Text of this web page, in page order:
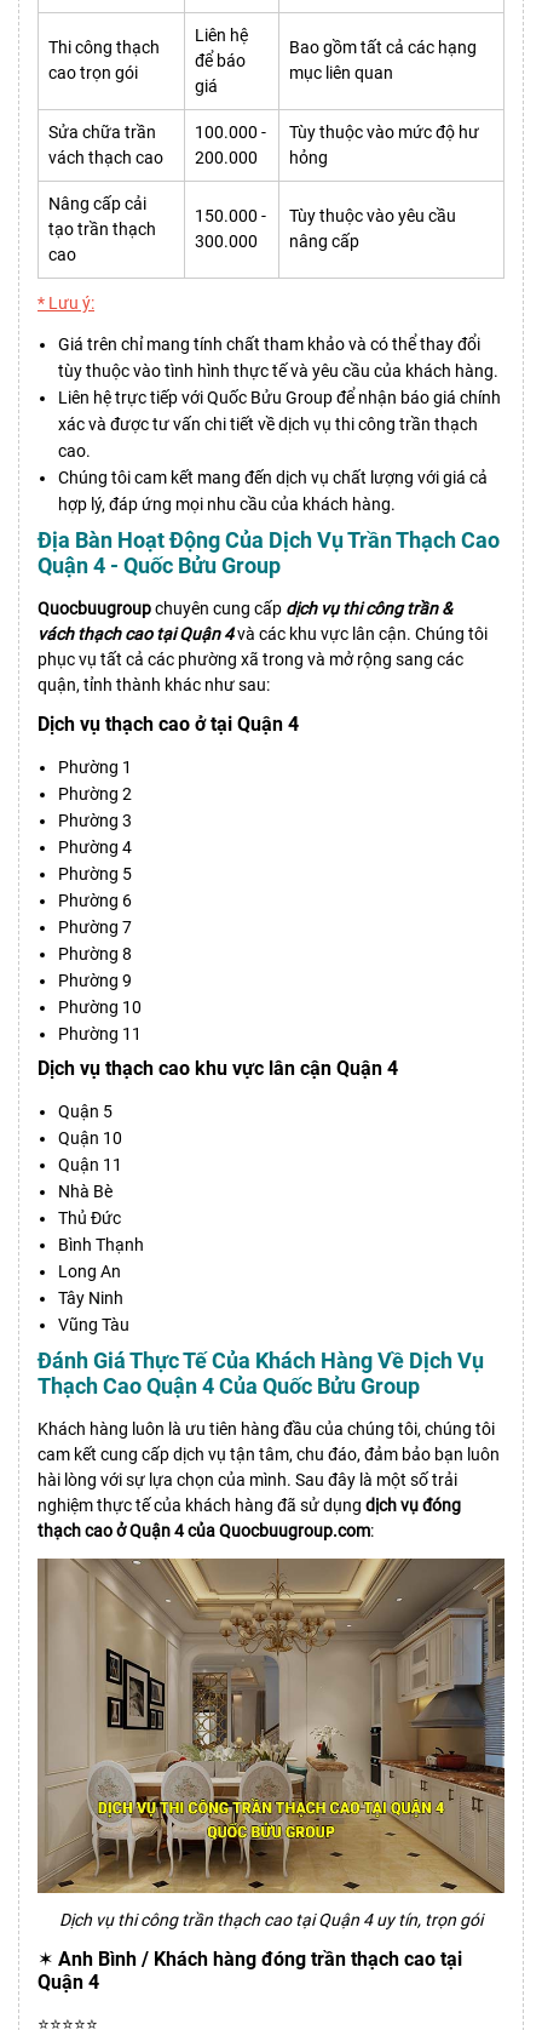
Thi công thạch
cao trọn gói
Liên hệ
để báo
giá
Bao gồm tất cả các hạng
mục liên quan
Sửa chữa trần
vách thạch cao
100.000 -
200.000
Tùy thuộc vào mức độ hư
hỏng
Nâng cấp cải
tạo trần thạch
cao
150.000 -
300.000
Tùy thuộc vào yêu cầu
nâng cấp
* Lưu ý:
Giá trên chỉ mang tính chất tham khảo và có thể thay đổi
tùy thuộc vào tình hình thực tế và yêu cầu của khách hàng.
Liên hệ trực tiếp với Quốc Bửu Group để nhận báo giá chính
xác và được tư vấn chi tiết về dịch vụ thi công trần thạch
cao.
Chúng tôi cam kết mang đến dịch vụ chất lượng với giá cả
hợp lý, đáp ứng mọi nhu cầu của khách hàng.
Địa Bàn Hoạt Động Của Dịch Vụ Trần Thạch Cao
Quận 4 - Quốc Bửu Group
Quocbuugroupchuyên cung cấp dịch vụ thi công trần &
vách thạch cao tại Quận 4và các khu vực lân cận. Chúng tôi
phục vụ tất cả các phường xã trong và mở rộng sang các
quận, tỉnh thành khác như sau:
Dịch vụ thạch cao ở tại Quận 4
Phường 1
Phường 2
Phường 3
Phường 4
Phường 5
Phường 6
Phường 7
Phường 8
Phường 9
Phường 10
Phường 11
Dịch vụ thạch cao khu vực lân cận Quận 4
Quận 5
Quận 10
Quận 11
Nhà Bè
Thủ Đức
Bình Thạnh
Long An
Tây Ninh
Vũng Tàu
Đánh Giá Thực Tế Của Khách Hàng Về Dịch Vụ
Thạch Cao Quận 4 Của Quốc Bửu Group
Khách hàng luôn là ưu tiên hàng đầu của chúng tôi, chúng tôi
cam kết cung cấp dịch vụ tận tâm, chu đáo, đảm bảo bạn luôn
hài lòng với sự lựa chọn của mình. Sau đây là một số trải
nghiệm thực tế của khách hàng đã sử dụng dịch vụ đóng
thạch cao ởQuận 4của Quocbuugroup.com:
Dịch vụ thi công trần thạch cao tại Quận 4 uy tín, trọn gói
✶ Anh Bình / Khách hàng đóng trần thạch cao tại
Quận 4
⭐️⭐️⭐️⭐️⭐️